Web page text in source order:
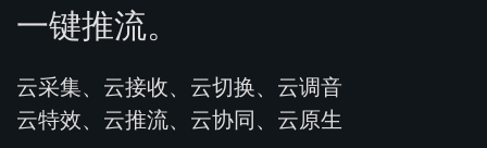
一键推流。
云采集、云接收、云切换、云调音
云特效、云推流、云协同、云原生